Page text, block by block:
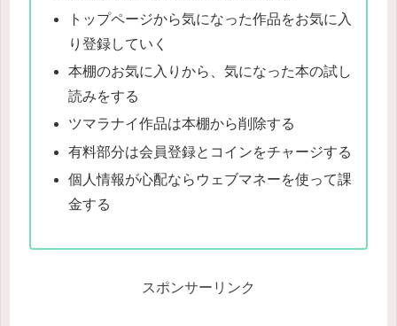
トップページから気になった作品をお気に入
り登録していく
本棚のお気に入りから、気になった本の試し
読みをする
ツマラナイ作品は本棚から削除する
有料部分は会員登録とコインをチャージする
個人情報が心配ならウェブマネーを使って課
金する
スポンサーリンク